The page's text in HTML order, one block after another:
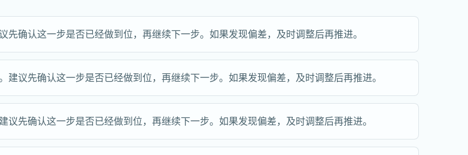
确认这一步是否已经做到位，再继续下一步。如果发现偏差，及时调整后再推进。
议先确认这一步是否已经做到位，再继续下一步。如果发现偏差，及时调整后再推进。
先确认这一步是否已经做到位，再继续下一步。如果发现偏差，及时调整后再推进。